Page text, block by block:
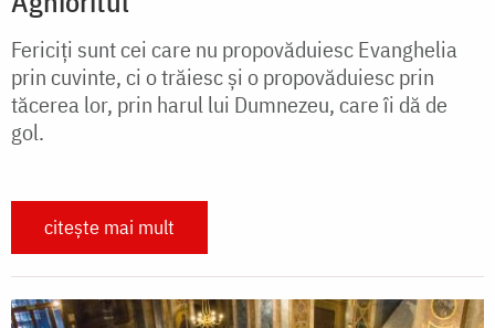
Fericiți sunt cei care nu propovăduiesc Evan­ghelia
prin cuvinte, ci o trăiesc și o propovăduiesc prin
tăcerea lor, prin harul lui Dumnezeu, care îi dă de
gol.
citește mai mult